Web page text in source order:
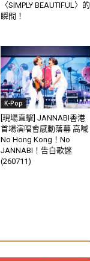
〈SIMPLY BEAUTIFUL〉的
瞬間！
K-Pop
[現場直擊] JANNABI香港
首場演唱會感動落幕 高喊
No Hong Kong！No
JANNABI！告白歌迷
(260711)